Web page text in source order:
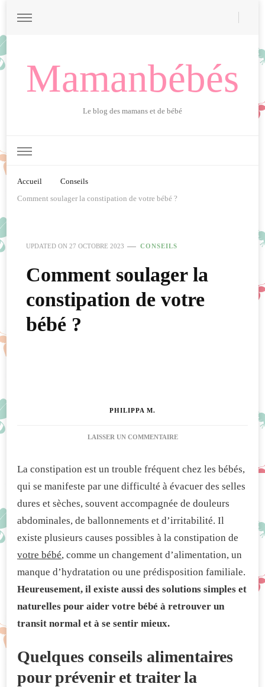
Mamanbébés
Le blog des mamans et de bébé
Accueil
Conseils
Comment soulager la constipation de votre bébé ?
UPDATED ON 27 OCTOBRE 2023 CONSEILS
Comment soulager la
constipation de votre
bébé ?
PHILIPPA M.
LAISSER UN COMMENTAIRESUR
LA
CONSTIPATION
VOTRE
?
La constipation est un trouble fréquent chez les bébés,
qui se manifeste par une difficulté à évacuer des selles
dures et sèches, souvent accompagnée de douleurs
abdominales, de ballonnements et d’irritabilité. Il
existe plusieurs causes possibles à la constipation de
votre bébé, comme un changement d’alimentation, un
manque d’hydratation ou une prédisposition familiale.
Heureusement, il existe aussi des solutions simples et
naturelles pour aider votre bébé à retrouver un
transit normal et à se sentir mieux.
Quelques conseils alimentaires
pour prévenir et traiter la